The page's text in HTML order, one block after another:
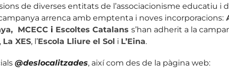
de diverses entitats de l’associacionisme educatiu i
arrenca amb emptenta i noves incorporacions:
MCECC i Escoltes Catalans s’han adherit a la
, La XES, l’Escola Lliure el Sol i L’Eina.
@deslocalitzades, així com des de la pàgina web: